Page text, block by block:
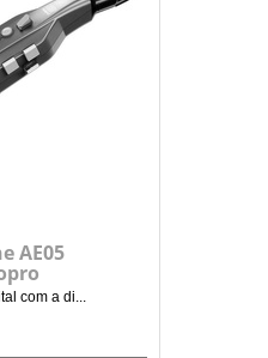
AE05
com a di...